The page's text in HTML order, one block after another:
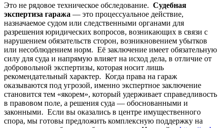
Это не рядовое техническое обследование. Судебная
экспертиза гаража — это процессуальное действие,
назначаемое судом или следственными органами для
разрешения юридических вопросов, возникающих в связи с
нарушением обязательств сторон, возникновением убытков
или несоблюдением норм. Её заключение имеет обязательную
силу для суда и напрямую влияет на исход дела, в отличие от
добровольной экспертизы, которая носит лишь
рекомендательный характер. Когда права на гараж
оказываются под угрозой, именно экспертное заключение
становится тем «якорем», который удерживает справедливость
в правовом поле, а решения суда — обоснованными и
законными. Если вы оказались в центре имущественного
спора, мы готовы предложить комплексную поддержку на